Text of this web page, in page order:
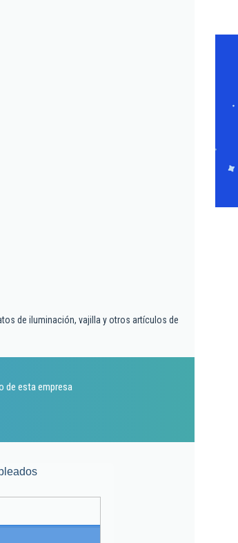
de iluminación, vajilla y otros artículos de
de esta empresa